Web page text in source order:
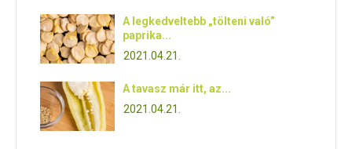
A legkedveltebb „tölteni való”
paprika...
2021.04.21.
A tavasz már itt, az...
2021.04.21.